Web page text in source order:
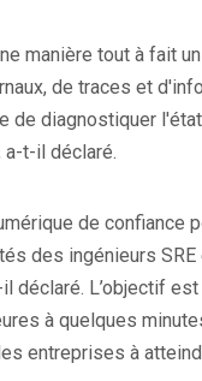
manière tout à fait
de traces et
diagnostiquer
a-t-il déclaré.
de confiance
des ingénieurs
déclaré. L’objectif
à quelques
entreprises à